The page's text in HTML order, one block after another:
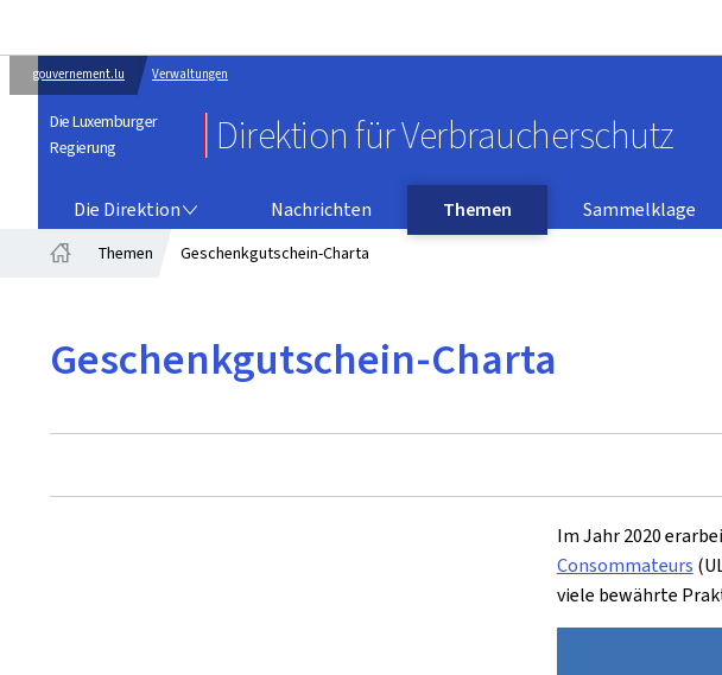
gouvernement.lu Verwaltungen
Die Luxemburger
Regierung
Direktion für Verbraucherschutz
Die Direktion Nachrichten Themen
Sammelklage
Themen Geschenkgutschein-Charta
Geschenkgutschein-Charta
Im Jahr 2020
Consommateurs
viele bewährte